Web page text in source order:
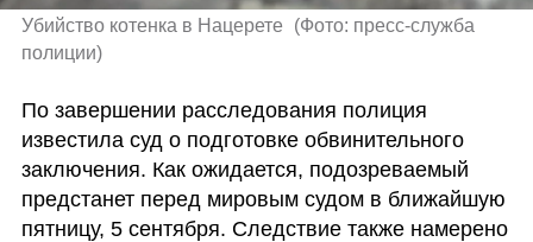
Убийство котенка в Нацерете (Фото: пресс-служба
полиции)
По завершении расследования полиция
известила суд о подготовке обвинительного
заключения. Как ожидается, подозреваемый
предстанет перед мировым судом в ближайшую
пятницу, 5 сентября. Следствие также намерено